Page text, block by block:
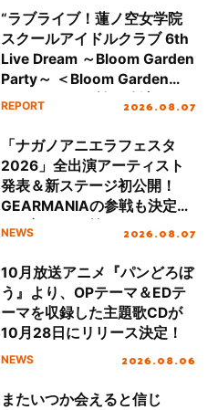
“ラブライブ！蓮ノ空女学院
スクールアイドルクラブ 6th
Live Dream ～Bloom Garden
Party～ ＜Bloom Garden
Party Stage／埼玉公演＞”
REPORT 2026.08.07
「ナガノアニエラフェスタ
2026」全出演アーティスト
発表＆新ステージ初公開！
GEARMANIAの参戦も決定
し、初となる第3ステージの
NEWS 2026.08.07
10月放送アニメ『パンどろぼ
う』より、OPテーマ＆EDテ
ーマを収録した主題歌CDが
10月28日にリリース決定！
NEWS 2026.08.06
またいつか会えると信じ